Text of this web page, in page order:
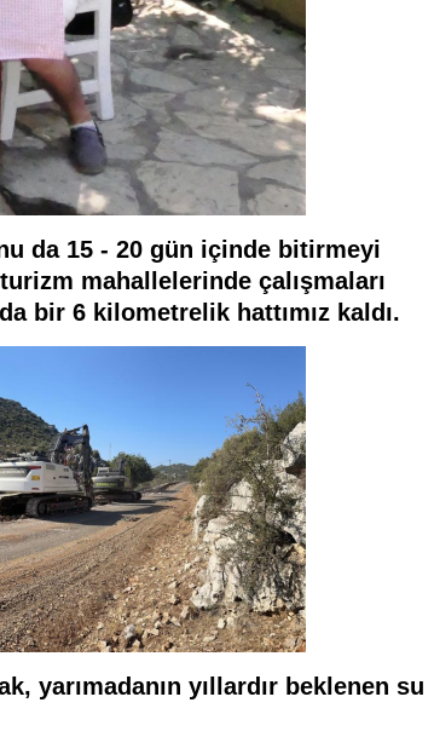
da 15 - 20 gün içinde bitirmeyi
mahallelerinde çalışmaları
bir 6 kilometrelik hattımız kaldı.
yarımadanın yıllardır beklenen su